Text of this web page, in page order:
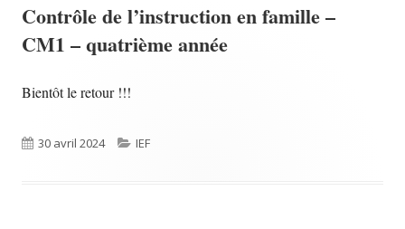
Contrôle de l’instruction en famille –
CM1 – quatrième année
Bientôt le retour !!!
Published
30 avril 2024 Categories
IEF